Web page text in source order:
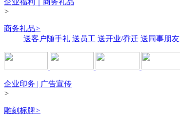
企业福利｜商务礼品
>
商务礼品>
送客户随手礼 送员工 送开业/乔迁 送同事朋友
企业印务 | 广告宣传
>
雕刻标牌>